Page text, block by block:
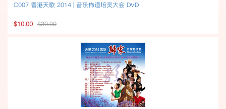
C007 香港天歌 2014 | 音乐佈道培灵大会 DVD
$10.00 $30.00